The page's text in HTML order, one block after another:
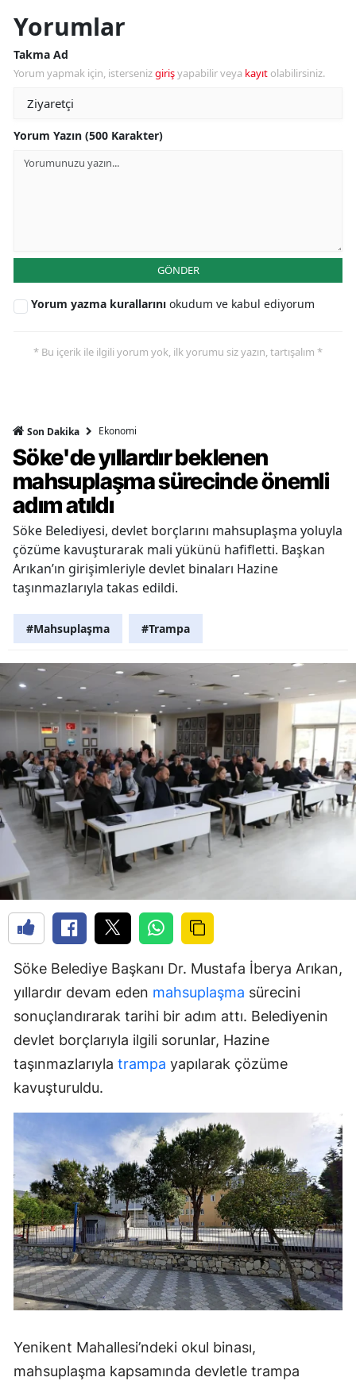
Yorumlar
Takma Ad
Yorum yapmak için, istersenizgirişyapabilir veya kayıt olabilirsiniz.
Yorum Yazın (500 Karakter)
GÖNDER
Yorum yazma kurallarını okudum ve kabul ediyorum
* Bu içerik ile ilgili yorum yok, ilk yorumu siz yazın, tartışalım *
Son Dakika Ekonomi
Söke'de yıllardır beklenen
mahsuplaşma sürecinde önemli
adım atıldı
Söke Belediyesi, devlet borçlarını mahsuplaşma yoluyla
çözüme kavuşturarak mali yükünü hafifletti. Başkan
Arıkan’ın girişimleriyle devlet binaları Hazine
taşınmazlarıyla takas edildi.
#Mahsuplaşma #Trampa
Söke Belediye Başkanı Dr. Mustafa İberya Arıkan,
yıllardır devam eden mahsuplaşma sürecini
sonuçlandırarak tarihi bir adım attı. Belediyenin
devlet borçlarıyla ilgili sorunlar, Hazine
taşınmazlarıyla trampa yapılarak çözüme
kavuşturuldu.
Yenikent Mahallesi’ndeki okul binası,
mahsuplaşma kapsamında devletle trampa